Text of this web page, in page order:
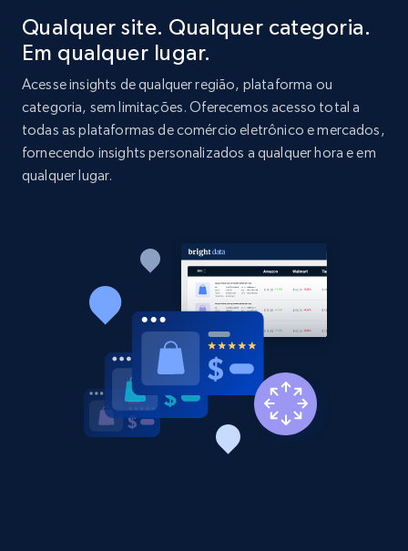
2.1K+ 375+
Amazon products global dataset - Collect
Amazon products by seller URL
2.1K+ Comece agora
Amazon products global dataset - Collect
products from Brands URLs
Title, Seller name, Brand, Description, Initial
price, Currency, Availability, Reviews count, and
Qualquer site. Qualquer categoria.
Em qualquer lugar.
Acesse insights de qualquer região, plataforma ou
categoria, sem limitações. Oferecemos acesso total a
todas as plataformas de comércio eletrônico e mercados,
fornecendo insights personalizados a qualquer hora e em
qualquer lugar.